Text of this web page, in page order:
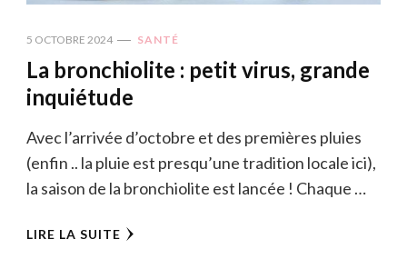
5 OCTOBRE 2024 SANTÉ
La bronchiolite : petit virus, grande
inquiétude
Avec l’arrivée d’octobre et des premières pluies
(enfin .. la pluie est presqu’une tradition locale ici),
la saison de la bronchiolite est lancée ! Chaque …
LIRE LA SUITE